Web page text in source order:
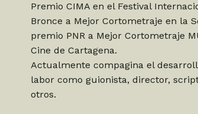
Premio CIMA en el Festival
Bronce a Mejor Cortometraje en la
premio PNR a Mejor Cortometraje
Cine de Cartagena.
Actualmente compagina el
labor como guionista, director,
otros.